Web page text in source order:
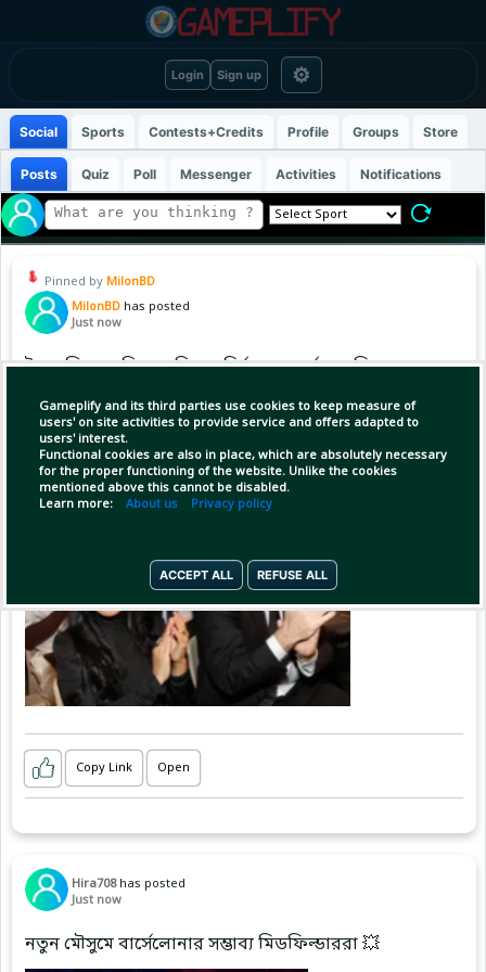
Login Sign up ⚙
Gameplify and its third parties use cookies to keep measure of
users' on site activities to provide service and offers adapted to
users' interest.
Functional cookies are also in place, which are absolutely necessary
for the proper functioning of the website. Unlike the cookies
mentioned above this cannot be disabled.
Learn more: About us Privacy policy
ACCEPT ALL REFUSE ALL
Social Sports Contests+Credits Profile Groups Store
Posts Quiz Poll Messenger Activities Notifications
Pinned by MilonBD
MilonBD has posted
Just now
ইনফান্তিনোর বিরুদ্ধে বিয়ে বহির্ভূত সম্পর্কের অভিযোগ,
কিছু বিষয়ে আগে থেকেই সমালোচনা ছিল। সম্প্রতি
বিশ্বকাপের বেসরকারিকরণ পরিকল্পনা প্রকাশ করে
সমালোচকদের আরও তাতিয়ে দিয়েছেন তিনি।
Copy Link Open
Hira708 has posted
Just now
নতুন মৌসুমে বার্সেলোনার সম্ভাব্য মিডফিল্ডাররা 💥